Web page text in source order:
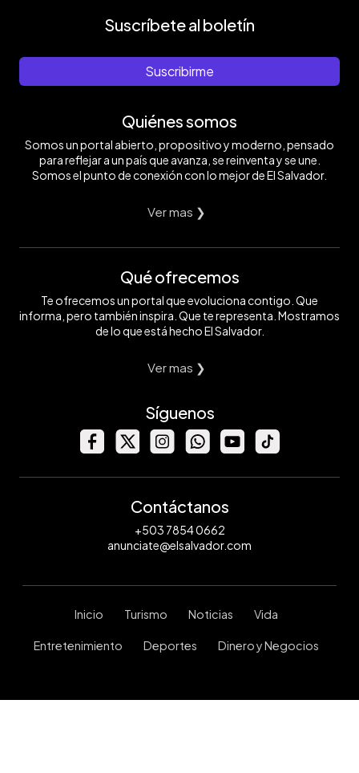
Suscríbete al boletín
Suscribirme
Quiénes somos
Somos un portal abierto, propositivo y moderno, pensado
para reflejar a un país que avanza, se reinventa y se une.
Somos el punto de conexión con lo mejor de El Salvador.
Ver mas ❯
Qué ofrecemos
Te ofrecemos un portal que evoluciona contigo. Que
informa, pero también inspira. Que te representa. Mostramos
de lo que está hecho El Salvador.
Ver mas ❯
Síguenos
Contáctanos
+503 7854 0662
anunciate@elsalvador.com
Inicio Turismo Noticias Vida
Entretenimiento Deportes Dinero y Negocios